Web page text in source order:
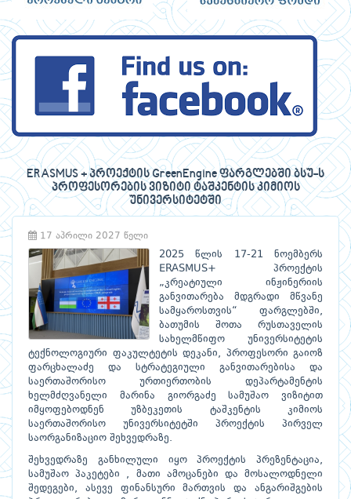
ERASMUS + პროექტის GreenEngine ფარგლებში ბსუ-ს
პროფესორების ვიზიტი ტაშკენტის კიმიოს
უნივერსიტეტში
17 აპრილი 2027 წელი
2025 წლის 17-21 ნოემბერს
ERASMUS+ პროექტის
„კრეატიული ინჟინერიის
განვითარება მდგრადი მწვანე
სამყაროსთვის“ ფარგლებში,
ბათუმის შოთა რუსთაველის
სახელმწიფო უნივერსიტეტის
ტექნოლოგიური ფაკულტეტის დეკანი, პროფესორი გაიოზ
ფარცხალაძე და სტრატეგიული განვითარებისა და
საერთაშორისო ურთიერთობის დეპარტამენტის
ხელმძღვანელი მარინა გიორგაძე სამუშაო ვიზიტით
იმყოფებოდნენ უზბეკეთის ტაშკენტის კიმიოს
საერთაშორისო უნივერსიტეტში პროექტის პირველ
საორგანიზაციო შეხვედრაზე.
შეხვედრაზე განხილული იყო პროექტის პრეზენტაცია,
სამუშაო პაკეტები , მათი ამოცანები და მოსალოდნელი
შედეგები, ასევე ფინანსური მართვის და ანგარიშგების